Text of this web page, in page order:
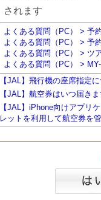
されます
よくある質問（PC） > 予
よくある質問（PC） > 予
よくある質問（PC） > ツ
よくある質問（PC） >
【JAL】飛行機の座席指定
【JAL】航空券はいつ届きま
【JAL】iPhone向けアプリ
レットを利用して航空券を